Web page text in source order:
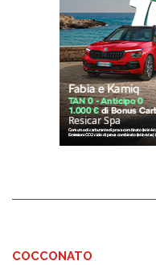
COCCONATO